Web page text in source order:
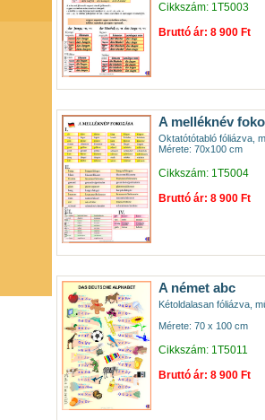
Cikkszám: 1T5003
Bruttó ár: 8 900 Ft
A melléknév
Oktatótótabló fóliázva,
Mérete: 70x100 cm
Cikkszám: 1T5004
Bruttó ár: 8 900 Ft
A német abc
Kétoldalasan fóliázva,
Mérete: 70 x 100 cm
Cikkszám: 1T5011
Bruttó ár: 8 900 Ft